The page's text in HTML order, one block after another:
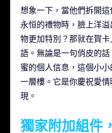
想象一下，當他們拆開
永恒的禮物時，臉上洋
物更加特別？那就在賀
語。無論是一句俏皮的
蜜的個人信息，這個小
一層樓。它是你慶祝愛
現。
獨家附加組件